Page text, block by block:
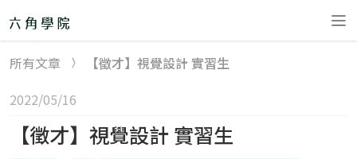
精選課程
直播班 🎙 remove
所有文章
【徵才】視覺設計 實習生
2022/05/16
【徵才】視覺設計 實習生